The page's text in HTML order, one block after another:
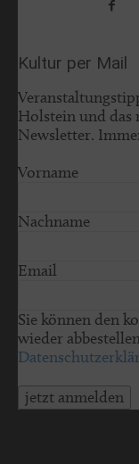
Kultur per Mail
Holstein und das
Newsletter.
Vorname
Nachname
Email
Sie können den
wieder
jetzt anmelden